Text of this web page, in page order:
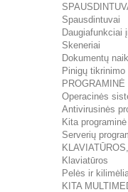
Spausdintuvai
Daugiafunkciai
Skeneriai
Dokumentų
Pinigų
PROGRAMINĖ
Operacinės
Antivirusinės
Kita
Serverių
Klaviatūros
Pelės ir
KITA